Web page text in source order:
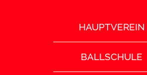
HAUPTVEREIN
BALLSCHULE